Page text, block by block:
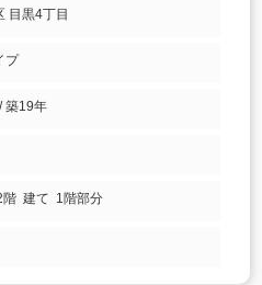
目黒4丁目
プ
築19年
階 建て 1階部分